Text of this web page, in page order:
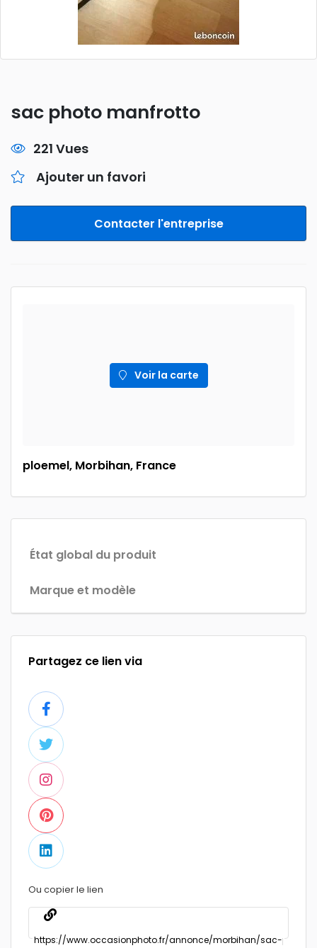
sac photo manfrotto
221 Vues
Ajouter un favori
Contacter l'entreprise
Voir la carte
ploemel, Morbihan, France
État global du produit
Marque et modèle
Partagez ce lien via
Ou copier le lien